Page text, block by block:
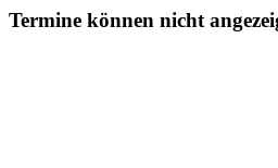
Termine können nicht